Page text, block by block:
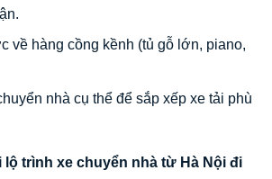
về hàng cồng kềnh (tủ gỗ lớn, piano,
nhà cụ thể để sắp xếp xe tải phù
lộ trình xe chuyển nhà từ Hà Nội đi